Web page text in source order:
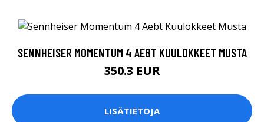
SENNHEISER MOMENTUM 4 AEBT KUULOKKEET MUSTA
350.3 EUR
LISÄTIETOJA